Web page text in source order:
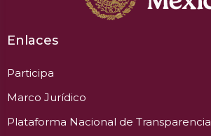
Enlaces
Participa
Marco Jurídico
Plataforma Nacional de Transparencia